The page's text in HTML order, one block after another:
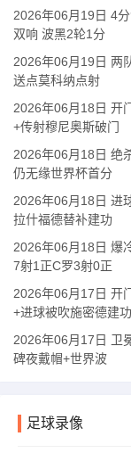
2026年06月19日 4
双响 波黑2轮1分
2026年06月19日 两
送点莫科纳点射
2026年06月18日 开
+传射穆尼奥斯破门
2026年06月18日 绝
仍无缘世界杯首分
2026年06月18日 进
拉什福德替补建功
2026年06月18日 爆
7射1正C罗3射0正
2026年06月17日 开
+进球被吹施密德建功
2026年06月17日 卫
碑夜戴帽+世界波
足球录像